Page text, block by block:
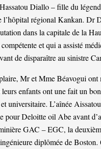
Diallo – fille du
l’hôpital régional Kankan. Dr
dans la capitale de la
et qui a assisté
de disparaître au sinistre
Mr et Mme Béavogui ont
leurs enfants ont une fait un
universitaire. L’aînée
pour Deloitte oil Abe avant
GAC – EGC, la
diplômée de Boston.